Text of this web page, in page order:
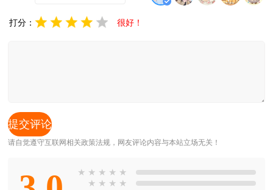
打分： 很好！
请自觉遵守互联网相关政策法规，网友评论内容与本站立场无关！
★ ★ ★ ★ ★
★ ★ ★ ★